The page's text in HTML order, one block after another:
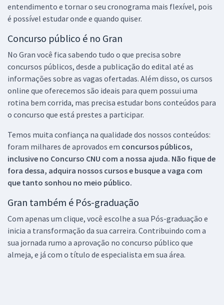
entendimento e tornar o seu cronograma mais flexível, pois
é possível estudar onde e quando quiser.
Concurso público é no Gran
No Gran você fica sabendo tudo o que precisa sobre
concursos públicos, desde a publicação do edital até as
informações sobre as vagas ofertadas. Além disso, os cursos
online que oferecemos são ideais para quem possui uma
rotina bem corrida, mas precisa estudar bons conteúdos para
o concurso que está prestes a participar.
Temos muita confiança na qualidade dos nossos conteúdos:
foram milhares de aprovados em concursos públicos,
inclusive no Concurso CNU com a nossa ajuda. Não fique de
fora dessa, adquira nossos cursos e busque a vaga com
que tanto sonhou no meio público.
Gran também é Pós-graduação
Com apenas um clique, você escolhe a sua Pós-graduação e
inicia a transformação da sua carreira. Contribuindo com a
sua jornada rumo a aprovação no concurso público que
almeja, e já com o título de especialista em sua área.